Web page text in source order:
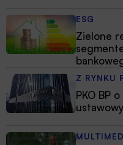
ESG
Zielone
Z RYNKU
PKO BP